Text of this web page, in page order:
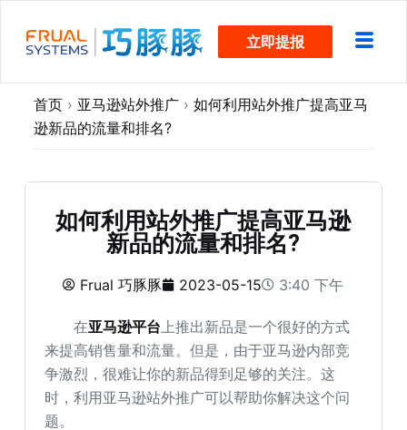
过
立即提报
首页 › 亚马逊站外推广 › 如何利用站外推广提高亚马
逊新品的流量和排名?
如何利用站外推广提高亚马逊
新品的流量和排名?
Frual 巧豚豚 2023-05-15 3:40 下午
在亚马逊平台上推出新品是一个很好的方式
来提高销售量和流量。但是，由于亚马逊内部竞
争激烈，很难让你的新品得到足够的关注。这
时，利用亚马逊站外推广可以帮助你解决这个问
题。